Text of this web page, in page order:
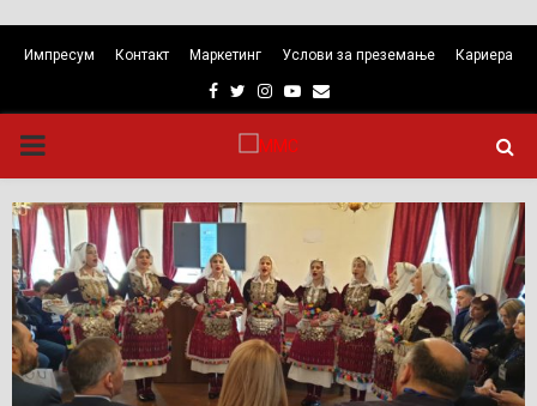
Импресум Контакт Маркетинг Услови за преземање Кариера
Facebook
TwitterInstagram
Youtube
Email
PRIMARY
MENU